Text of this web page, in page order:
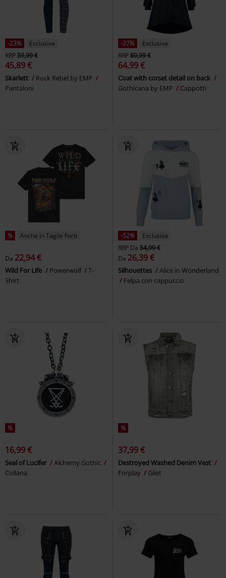
-23%
Esclusiva
RRP59,99 €
45,89 €
Skarlett
Rock Rebel by EMP
Pantaloni
-27%
Esclusiva
RRP89,99 €
64,99 €
Coat with corset detail on back
Gothicana by EMP
Cappotti
% Anche in Taglie Forti
Da 22,94 €
Wild For Life Powerwolf
T-
Shirt
-52%
Esclusiva
RRP Da 54,99 €
Da 26,39 €
Silhouettes
Alice in Wonderland
Felpa con cappuccio
%
16,99 €
Seal of Lucifer
Alchemy Gothic
Collana
%
37,99 €
Destroyed Washed Denim Vest
Forplay
Gilet